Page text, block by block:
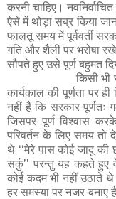
करनी चाहिए।
ऐसे में थोड़ा सब्र किया
फालतू समय में पूर्ववर्ती
गति और शैली पर भरोषा
सौपते हुए उसे पूर्ण बहुमत
किसी भी सरकार के
कार्यकाल की पूर्णता पर
नहीं है कि सरकार
जिसपर पूर्ण विश्वास
परिवर्तन के लिए समय तो
थे ‘‘मेरे पास कोई जादू
सकुं’’ परन्तु यह कहते
कोई कदम भी नहीं उठाते
हर समस्या पर नजर